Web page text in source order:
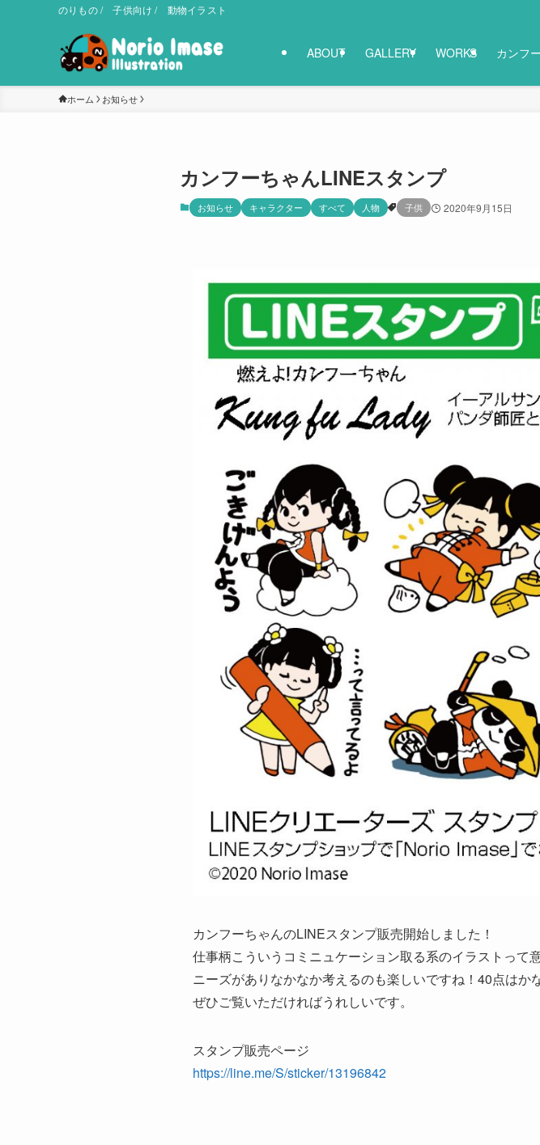
のりもの / 子供向け / 動物イラスト
ABOUT GALLERY WORKS カンフ
ホーム お知らせ
カンフーちゃんLINEスタンプ
お知らせ キャラクター すべて 人物 子供 2020年9月15日
カンフーちゃんのLINEスタンプ販売開始しました！
仕事柄こういうコミニュケーション取る系のイラストって
ニーズがありなかなか考えるのも楽しいですね！40点はか
ぜひご覧いただければうれしいです。
スタンプ販売ページ
https://line.me/S/sticker/13196842